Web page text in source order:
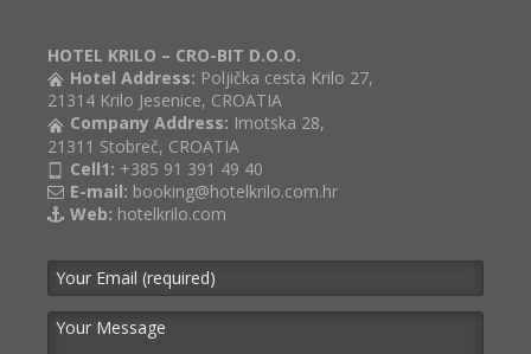
HOTEL KRILO – CRO-BIT D.O.O.
Hotel Address: Poljička cesta Krilo 27,
21314 Krilo Jesenice, CROATIA
Company Address: Imotska 28,
21311 Stobreč, CROATIA
Cell1: +385 91 391 49 40
E-mail: booking@hotelkrilo.com.hr
Web: hotelkrilo.com